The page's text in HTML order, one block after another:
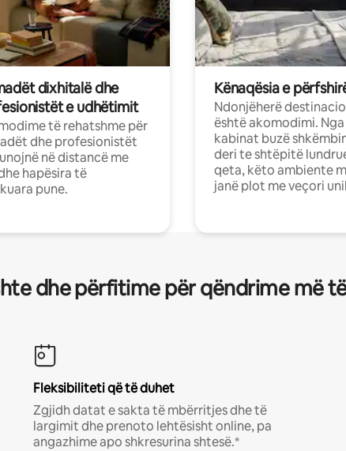
dixhitalë dhe
e udhëtimit
të rehatshme për
dhe profesionistët
në distancë me
hapësira të
pune.
Kënaqësia e
Ndonjëherë
është akomodimi. Nga
kabinat buzë
deri te shtëpitë
qeta, këto ambiente
janë plot me veçori
dhe përfitime për qëndrime më
Fleksibiliteti që të duhet
Zgjidh datat e sakta të mbërritjes dhe të
largimit dhe prenoto lehtësisht online, pa
angazhime apo shkresurina shtesë.*